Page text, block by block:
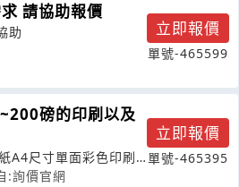
請協助報價
助
立即報價
單號-465599
磅的印刷以及
A4尺寸單面彩色印刷
:詢價官網
立即報價
單號-465395